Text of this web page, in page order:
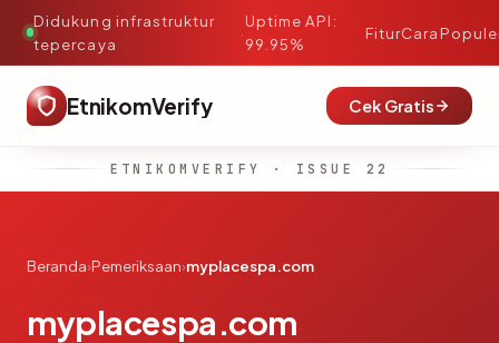
Didukung infrastruktur
tepercaya
·
Uptime API:
99.95%
FiturCara
EtnikomVerify Cek Gratis
ETNIKOMVERIFY · ISSUE 22
Beranda›Pemeriksaan›myplacespa.com
myplacespa.com